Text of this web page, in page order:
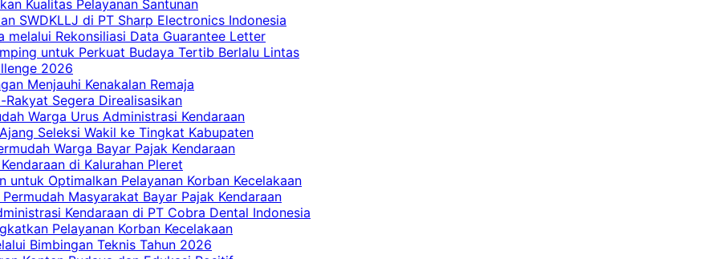
Kualitas Pelayanan Santunan
SWDKLLJ di PT Sharp Electronics Indonesia
melalui Rekonsiliasi Data Guarantee Letter
untuk Perkuat Budaya Tertib Berlalu Lintas
2026
Menjauhi Kenakalan Remaja
Segera Direalisasikan
Warga Urus Administrasi Kendaraan
Seleksi Wakil ke Tingkat Kabupaten
Warga Bayar Pajak Kendaraan
di Kalurahan Pleret
untuk Optimalkan Pelayanan Korban Kecelakaan
Masyarakat Bayar Pajak Kendaraan
Kendaraan di PT Cobra Dental Indonesia
Pelayanan Korban Kecelakaan
Bimbingan Teknis Tahun 2026